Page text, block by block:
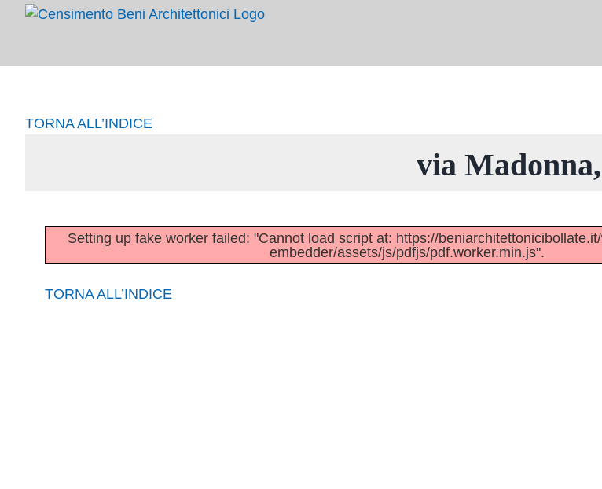
Salta
TORNA ALL’INDICE
via
Setting up fake worker failed: "Cannot load script at: https://
embedder/assets/js/pdfjs/pdf.worker.min.js".
TORNA ALL’INDICE